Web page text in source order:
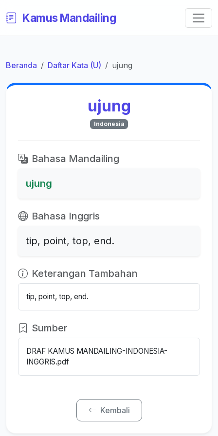
Kamus Mandailing
Beranda Daftar Kata (U) ujung
ujung
Indonesia
Bahasa Mandailing
ujung
Bahasa Inggris
tip, point, top, end.
Keterangan Tambahan
tip, point, top, end.
Sumber
DRAF KAMUS MANDAILING-INDONESIA-
INGGRIS.pdf
Kembali